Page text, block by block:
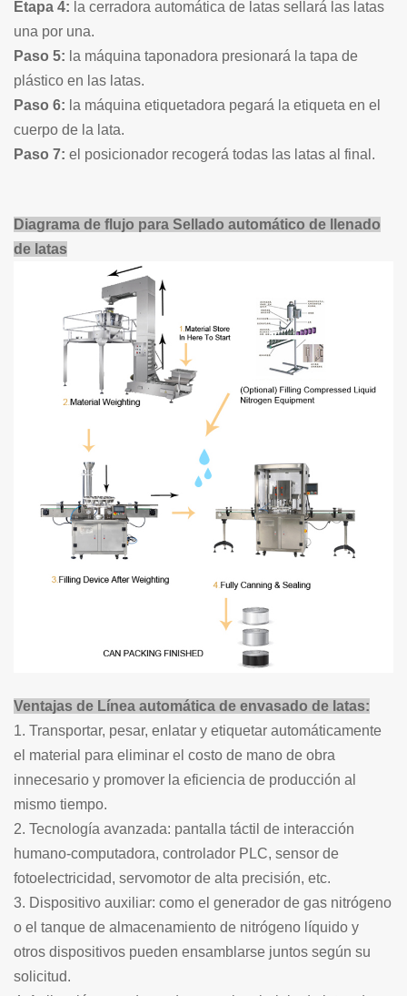
Etapa 4: la cerradora automática de latas sellará las latas
una por una.
Paso 5: la máquina taponadora presionará la tapa de
plástico en las latas.
Paso 6: la máquina etiquetadora pegará la etiqueta en el
cuerpo de la lata.
Paso 7: el posicionador recogerá todas las latas al final.
Diagrama de flujo para Sellado automático de llenado
de latas
Ventajas de Línea automática de envasado de latas:
1. Transportar, pesar, enlatar y etiquetar automáticamente
el material para eliminar el costo de mano de obra
innecesario y promover la eficiencia de producción al
mismo tiempo.
2. Tecnología avanzada: pantalla táctil de interacción
humano-computadora, controlador PLC, sensor de
fotoelectricidad, servomotor de alta precisión, etc.
3. Dispositivo auxiliar: como el generador de gas nitrógeno
o el tanque de almacenamiento de nitrógeno líquido y
otros dispositivos pueden ensamblarse juntos según su
solicitud.